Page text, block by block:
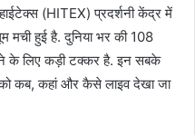
(HITEX) प्रदर्शनी केंद्र में
मची हुई है. दुनिया भर की 108
के लिए कड़ी टक्कर है. इन सबके
को कब, कहां और कैसे लाइव देखा जा